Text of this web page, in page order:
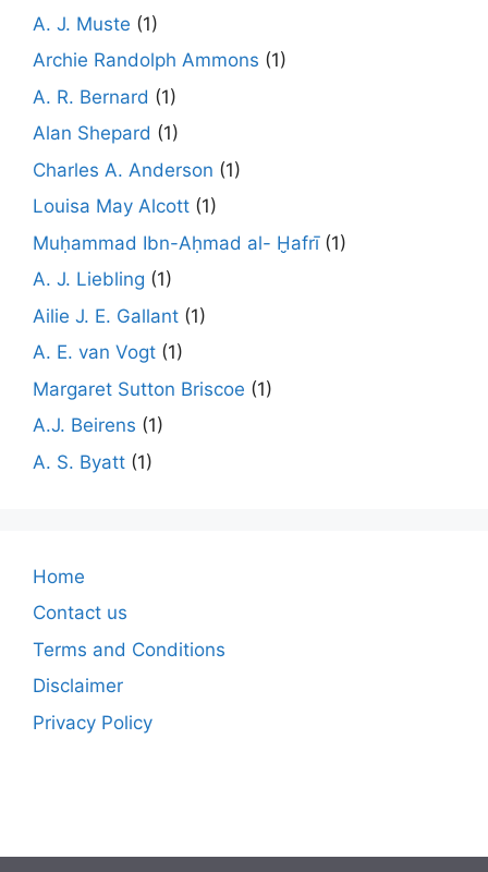
A. J. Muste (1)
Archie Randolph Ammons (1)
A. R. Bernard (1)
Alan Shepard (1)
Charles A. Anderson (1)
Louisa May Alcott (1)
Muḥammad Ibn-Aḥmad al- Ḫafrī(1)
A. J. Liebling (1)
Ailie J. E. Gallant (1)
A. E. van Vogt (1)
Margaret Sutton Briscoe (1)
A.J. Beirens (1)
A. S. Byatt (1)
Home
Contact us
Terms and Conditions
Disclaimer
Privacy Policy